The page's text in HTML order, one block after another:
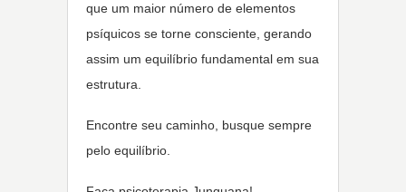
que um maior número de elementos
psíquicos se torne consciente, gerando
assim um equilíbrio fundamental em sua
estrutura.
Encontre seu caminho, busque sempre
pelo equilíbrio.